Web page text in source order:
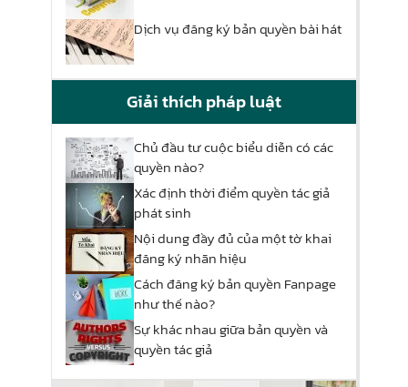
Dịch vụ đăng ký bản quyền bài hát
Giải thích pháp luật
Chủ đầu tư cuộc biểu diễn có các
quyền nào?
Xác định thời điểm quyền tác giả
phát sinh
Nội dung đầy đủ của một tờ khai
đăng ký nhãn hiệu
Cách đăng ký bản quyền Fanpage
như thế nào?
Sự khác nhau giữa bản quyền và
quyền tác giả